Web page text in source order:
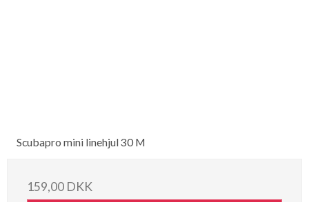
Scubapro mini linehjul 30 M
159,00 DKK